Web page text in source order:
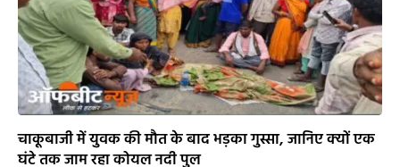
चाकूबाजी में युवक की मौत के बाद भड़का गुस्सा, जानिए क्यों एक
घंटे तक जाम रहा कोयल नदी पुल